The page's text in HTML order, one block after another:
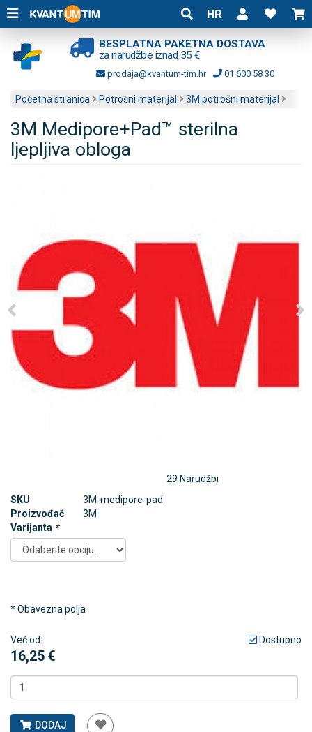
HR
BESPLATNA PAKETNA DOSTAVA
za narudžbe iznad 35 €
prodaja@kvantum-tim.hr 01 600 58 30
Početna stranica Potrošni materijal 3M potrošni materijal
3M Medipore+Pad™ sterilna
ljepljiva obloga
29 Narudžbi
SKU
3M-medipore-pad
Proizvođač
3M
Varijanta *
* Obavezna polja
Već od:
16,25 €
Dostupno
DODAJ